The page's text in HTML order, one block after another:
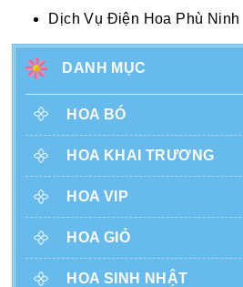
Dịch Vụ Điện Hoa Phù Ninh
DANH MỤC
HOA BÓ
HOA KHAI TRƯƠNG
HOA VIP
HOA GIỎ
HOA SINH NHẬT